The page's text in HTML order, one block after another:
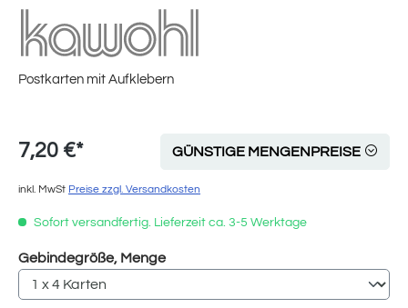
Postkarten mit Aufklebern
7,20 €* GÜNSTIGE MENGENPREISE
inkl. MwSt Preise zzgl. Versandkosten
Sofort versandfertig. Lieferzeit ca. 3-5 Werktage
Gebindegröße, Mengeauswählen